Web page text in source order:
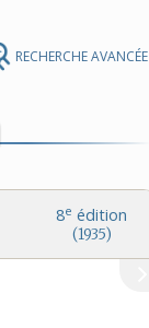
RECHERCHE AVANCÉE
8e édition
(1935)